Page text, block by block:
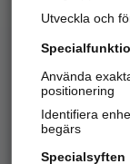
Utveckla och
Använda
positionering
Identifiera
begärs
Specialsyften